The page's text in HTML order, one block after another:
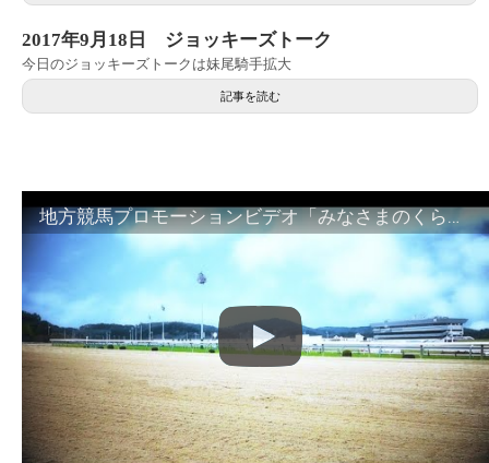
2017年9月18日 ジョッキーズトーク
今日のジョッキーズトークは妹尾騎手拡大
記事を読む
地方競馬プロモーションビデオ「みなさまのくらしのために」30秒篇｜NAR公式